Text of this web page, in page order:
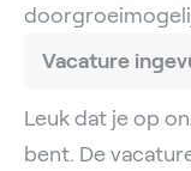
Vacature
Leuk dat je op
bent. De